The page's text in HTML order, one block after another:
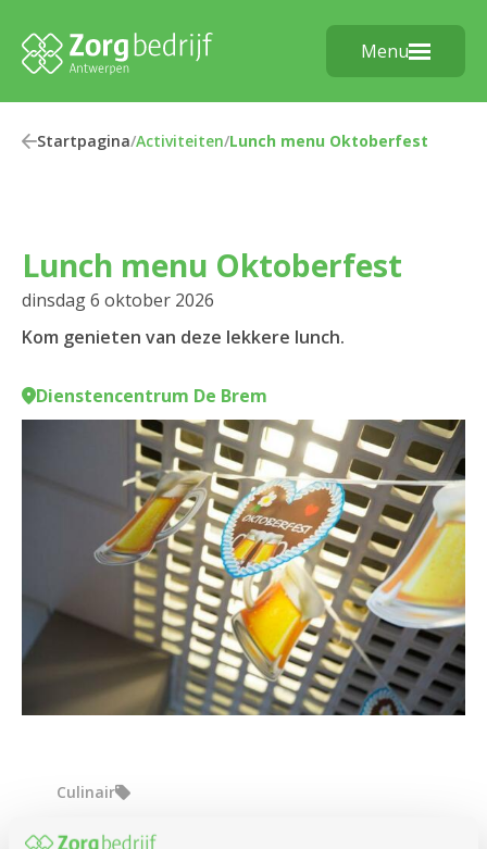
Menu
Startpagina/Activiteiten/Lunch menu Oktoberfest
Lunch menu Oktoberfest
dinsdag 6 oktober 2026
Kom genieten van deze lekkere lunch.
Dienstencentrum De Brem
Culinair